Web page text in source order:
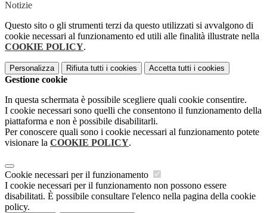
Notizie
Questo sito o gli strumenti terzi da questo utilizzati si avvalgono di
cookie necessari al funzionamento ed utili alle finalità illustrate nella
COOKIE POLICY.
Personalizza Rifiuta tutti i cookies Accetta tutti i cookies
Gestione cookie
In questa schermata è possibile scegliere quali cookie consentire.
I cookie necessari sono quelli che consentono il funzionamento della
piattaforma e non è possibile disabilitarli.
Per conoscere quali sono i cookie necessari al funzionamento potete
visionare la COOKIE POLICY.
Cookie necessari per il funzionamento
I cookie necessari per il funzionamento non possono essere
disabilitati. È possibile consultare l'elenco nella pagina della cookie
policy.